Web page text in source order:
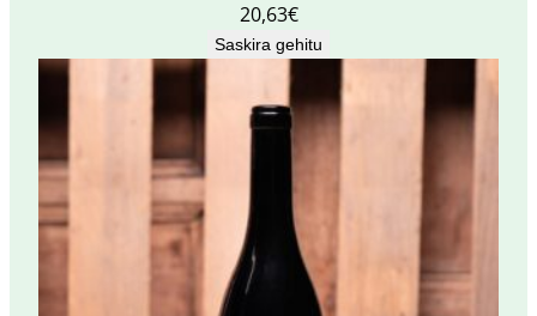
20,63€
Saskira gehitu